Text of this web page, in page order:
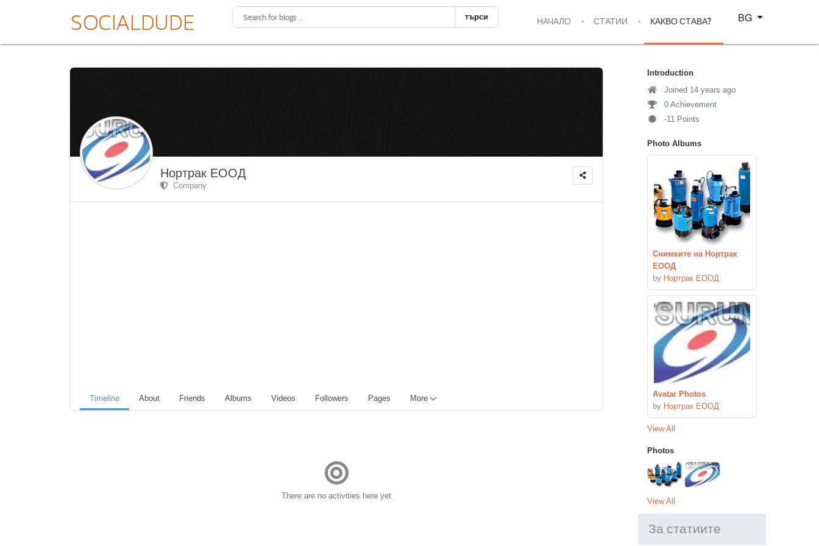
търси НАЧАЛО СТАТИИ КАКВО СТАВА?
Изберете език
BG
Нортрак ЕООД
Company
Timeline About Friends Albums Videos Followers Pages More
There are no activities here yet
Introduction
Joined 14 years ago
0 Achievement
-11 Points
Photo Albums
Снимките на Нортрак
ЕООД
by Нортрак ЕООД
Avatar Photos
by Нортрак ЕООД
View All
Photos
View All
За статиите